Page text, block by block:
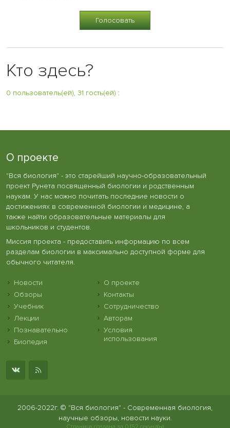
Кто здесь?
0 пользователь(ей), 31 гость(ей) :
О проекте
"Вся биология" - это старейший научно-образовательный
проект Рунета посвященный биологии и родственным
наукам. У нас можно почитать последние новости о
достижениях в современной биологии и медицине, а
также найти образовательные материалы для
школьников и студентов.
Миссия проекта - предоставить информацию по всем
разделам биологии в максимально доступной форме для
обычного читателя.
Новости
Обзоры
Учебник
Лекции
Познавательно
Биопедия
О проекте
Контакты
Сотрудничество
Авторам
Условия
использования
2006-2022г. © "Вся биология" - Современная биология,
научные обзоры, новости науки.